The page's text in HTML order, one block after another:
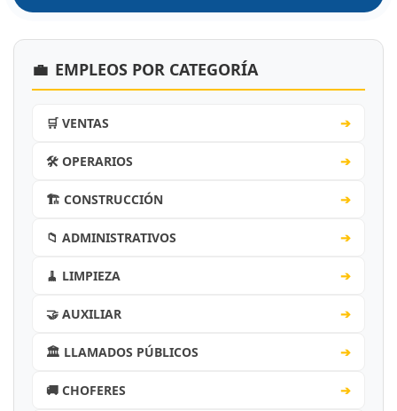
💼 EMPLEOS POR CATEGORÍA
🛒 VENTAS ➔
🛠️ OPERARIOS ➔
🏗️ CONSTRUCCIÓN ➔
📁 ADMINISTRATIVOS ➔
🧹 LIMPIEZA ➔
🤝 AUXILIAR ➔
🏛️ LLAMADOS PÚBLICOS ➔
🚚 CHOFERES ➔